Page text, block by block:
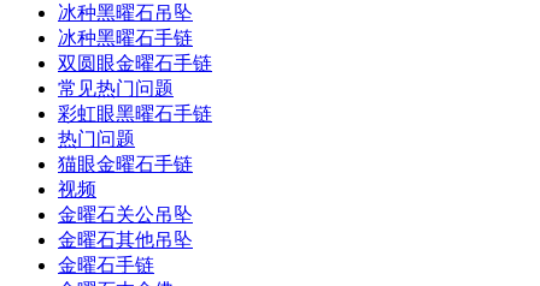
冰种黑曜石吊坠
冰种黑曜石手链
双圆眼金曜石手链
常见热门问题
彩虹眼黑曜石手链
热门问题
猫眼金曜石手链
视频
金曜石关公吊坠
金曜石其他吊坠
金曜石手链